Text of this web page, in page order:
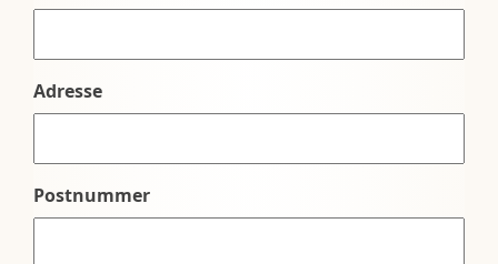
Adresse
Postnummer